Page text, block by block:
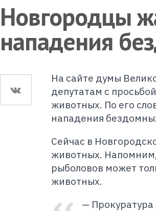
Новгородцы
нападения
На сайте думы
депутатам с
животных. По его
нападения
Сейчас в
животных.
рыболовов может
животных.
— Прокуратура